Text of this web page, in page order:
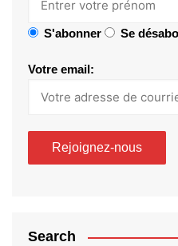
S'abonner Se
Votre email:
Search